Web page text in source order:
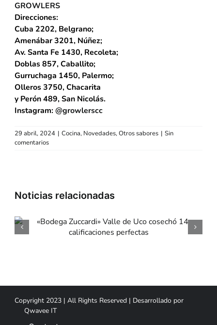
GROWLERS
Direcciones:
Cuba 2202, Belgrano;
Amenábar 3201, Núñez;
Av. Santa Fe 1430, Recoleta;
Doblas 857, Caballito;
Gurruchaga 1450, Palermo;
Olleros 3750, Chacarita
y Perón 489, San Nicolás.
Instagram:@growlerscc
29 abril, 2024 | Cocina, Novedades,Otros sabores | Sin
comentarios
«Dia de la Niñez»
«Mondongo &
Copyright 2023 | All Rights Reserved | Desarrollado por
Qwavee IT